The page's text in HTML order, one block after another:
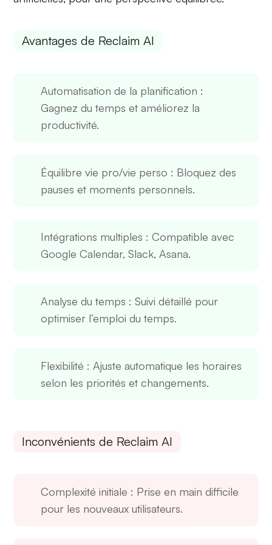
Avantages de Reclaim AI
Automatisation de la planification :
Gagnez du temps et améliorez la
productivité.
Équilibre vie pro/vie perso : Bloquez des
pauses et moments personnels.
Intégrations multiples : Compatible avec
Google Calendar, Slack, Asana.
Analyse du temps : Suivi détaillé pour
optimiser l’emploi du temps.
Flexibilité : Ajuste automatique les horaires
selon les priorités et changements.
Inconvénients de Reclaim AI
Complexité initiale : Prise en main difficile
pour les nouveaux utilisateurs.